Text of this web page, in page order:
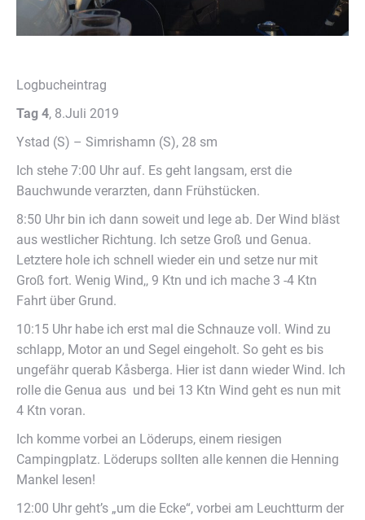
Logbucheintrag
Tag 4, 8.Juli 2019
Ystad (S) – Simrishamn (S), 28 sm
Ich stehe 7:00 Uhr auf. Es geht langsam, erst die
Bauchwunde verarzten, dann Frühstücken.
8:50 Uhr bin ich dann soweit und lege ab. Der Wind bläst
aus westlicher Richtung. Ich setze Groß und Genua.
Letztere hole ich schnell wieder ein und setze nur mit
Groß fort. Wenig Wind,, 9 Ktn und ich mache 3 -4 Ktn
Fahrt über Grund.
10:15 Uhr habe ich erst mal die Schnauze voll. Wind zu
schlapp, Motor an und Segel eingeholt. So geht es bis
ungefähr querab Kåsberga. Hier ist dann wieder Wind. Ich
rolle die Genua aus und bei 13 Ktn Wind geht es nun mit
4 Ktn voran.
Ich komme vorbei an Löderups, einem riesigen
Campingplatz. Löderups sollten alle kennen die Henning
Mankel lesen!
12:00 Uhr geht’s „um die Ecke“, vorbei am Leuchtturm der